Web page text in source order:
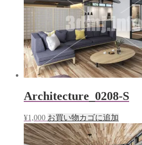
Architecture_0208-S
¥1,000 お買い物カゴに追加